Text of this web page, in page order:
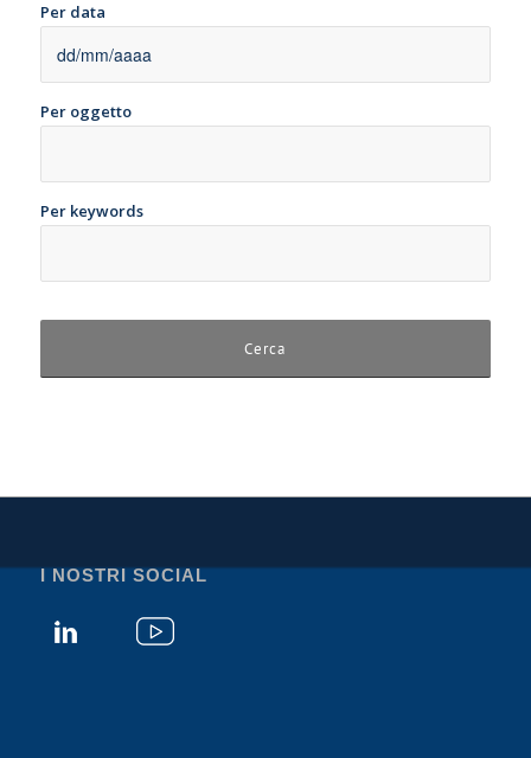
Per data
Per oggetto
Per keywords
I NOSTRI SOCIAL